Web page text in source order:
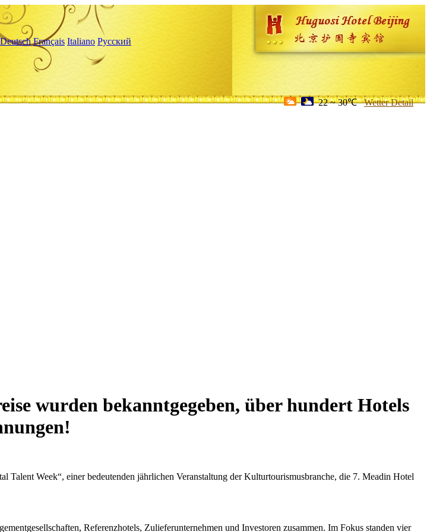
Deutsch Français Italiano Русский
22 ~ 30℃ Wetter Detail
wurden bekanntgegeben, über hundert Hotels
Week“, einer bedeutenden jährlichen Veranstaltung der Kulturtourismusbranche, die 7. Meadin Hotel
Referenzhotels, Zulieferunternehmen und Investoren zusammen. Im Fokus standen vier